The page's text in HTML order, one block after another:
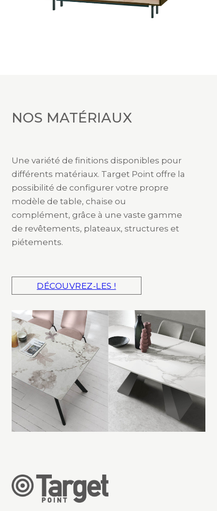
NOS MATÉRIAUX
Une variété de finitions disponibles pour
différents matériaux. Target Point offre la
possibilité de configurer votre propre
modèle de table, chaise ou
complément, grâce à une vaste gamme
de revêtements, plateaux, structures et
piétements.
DÉCOUVREZ-LES !